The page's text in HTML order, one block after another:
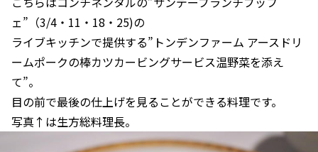
ェ”（3/4・11・18・25)の
ライブキッチンで提供する”トンデンファーム アースドリ
ームポークの棒カツカービングサービス温野菜を添え
て”。
目の前で最後の仕上げを見ることができる料理です。
写真↑は生方総料理長。